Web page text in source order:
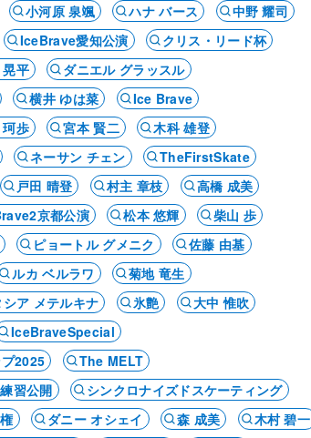
小河原 泉颯 ハナ バース
中野 耀司
IceBrave愛知公演
クリス・リード杯
平
ダニエル グラッスル
横井 ゆは菜
Ice Brave
歩 宮本 賢二
木科 雄登
ネーサン チェン
TheFirstSkate
戸田 晴登 村主 章枝
高橋 成美
京都公演 松本 悠輝
柴山 歩
ピョートル グメニク
佐藤 由基
ルカ ベルラワ
菊地 竜生
ア メテルキナ 氷艶
大中 惟吹
IceBraveSpecial
2025
The MELT
習公開
シンクロナイズドスケーティング
ダニー オシェイ 森 成美
木村 碧一